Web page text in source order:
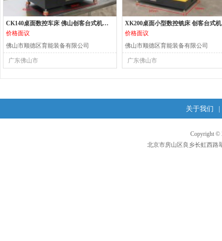
CK140桌面数控车床 佛山创客台式机床 小型数控机床
价格面议
佛山市顺德区育能装备有限公司
广东佛山市
价格面议
佛山市顺德区育能装备有限公司
广东佛山市
关于我们
Copyright ©
北京市房山区良乡长虹西路